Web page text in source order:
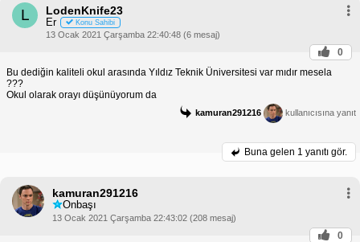
L LodenKnife23
Er Konu Sahibi
13 Ocak 2021 Çarşamba 22:40:48 (6 mesaj)
0
Bu dediğin kaliteli okul arasında Yıldız Teknik Üniversitesi var mıdır mesela
???
Okul olarak orayı düşünüyorum da
kamuran291216 kullanıcısına yanıt
Buna gelen 1 yanıtı gör.
kamuran291216
Onbaşı
13 Ocak 2021 Çarşamba 22:43:02 (208 mesaj)
0